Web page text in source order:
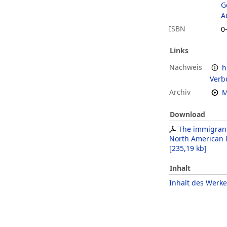
ISBN
Links
Nachweis
Archiv
Download
The
North American
[235,19 kb]
Inhalt
Inhalt des